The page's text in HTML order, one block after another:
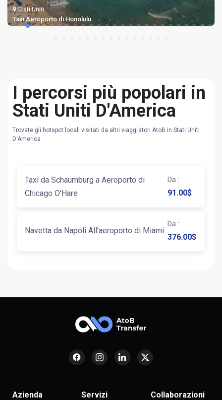
Stati Uniti
Taxi Aeroporto di Honolulu
I percorsi più popolari in
Stati Uniti D'America
Trovate gli hotspot locali visitati da altri viaggiatori AtoB in Stati Uniti
D'America
Taxi da Schaumburg a Aeroporto di
Chicago O'Hare
Da :
91.00$
Navetta da Napoli All'aeroporto di Miami
Da :
376.00$
Azienda Servizi Collaborazioni